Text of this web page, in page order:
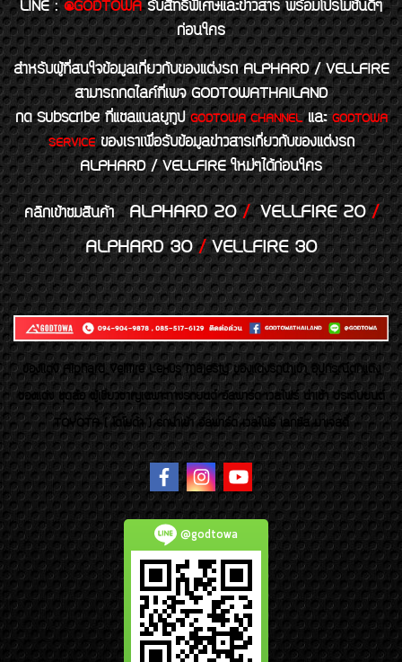
LINE : @GODTOWA รับสิทธิพิเศษและข่าวสาร พร้อมโปรโมชั่นดีๆ
ก่อนใคร
สำหรับผู้ที่สนใจข้อมูลเกี่ยวกับของแต่งรถ ALPHARD / VELLFIRE
สามารถกดไลค์ที่เพจ GODTOWATHAILAND
กด Subscribe ที่แชลแนลยูทูปGODTOWA CHANNELและGODTOWA
SERVICEของเราเพื่อรับข้อมูลข่าวสารเกี่ยวกับของแต่งรถ
ALPHARD / VELLFIRE ใหม่ๆได้ก่อนใคร
คลิกเข้าชมสินค้า ALPHARD 20/VELLFIRE 20/
ALPHARD 30/VELLFIRE 30
ของเเต่ง Alphard Vellfire Lexus Majesty ของเเต่งรถนำเข้า อุปกรณ์ตกแต่ง
ของแต่ง ชุดล้อ ผู้เชี่ยวชาญเฉพาะทางรถยนต์ อัลพาร์ด เวลไฟร์ นำเข้า ประดับยนต์
TOYOTA ( โตโยต้า ) รถนำเข้า อัลพาร์ด เวลไฟร์ เลกซัส มาเจสตี้
@godtowa